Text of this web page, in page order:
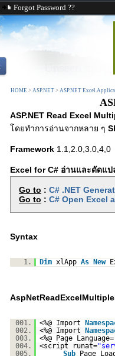
Forgot Password ??
HOME > ASP.NET > ASP.NET
ASP.NET Read Excel
โดยทำการอ่านจากหลาย ๆ
Framework 1.1,2.0,3.0,4,0
Excel for C# อ่านและดัดแ
Go to : C# .NET
Go to : C# Open Excel
Syntax
1. Dim xlApp As New
001. <%@ Import
002.
<%@ Import
003.
<%@ Page Language=
004.
<script runat=
005.
Sub